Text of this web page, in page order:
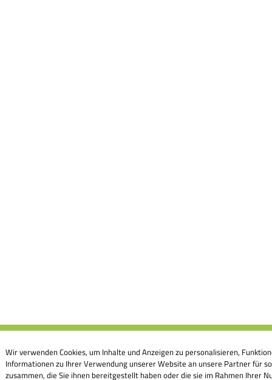
Wir verwenden Cookies, um Inhalte und Anzeigen zu personalisieren,
Informationen zu Ihrer Verwendung unserer Website an unsere Partner für
zusammen, die Sie ihnen bereitgestellt haben oder die sie im Rahmen Ihrer